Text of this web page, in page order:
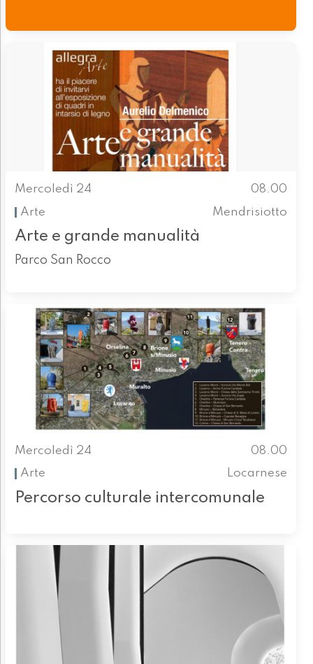
Mercoledì 24
08.00
Arte
Mendrisiotto
Arte e grande manualità
Parco San Rocco
Mercoledì 24
08.00
Arte
Locarnese
Percorso culturale intercomunale